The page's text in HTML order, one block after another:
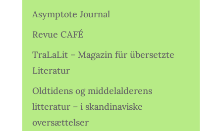
Asymptote Journal
Revue CAFÉ
TraLaLit – Magazin für übersetzte
Literatur
Oldtidens og middelalderens
litteratur – i skandinaviske
oversættelser